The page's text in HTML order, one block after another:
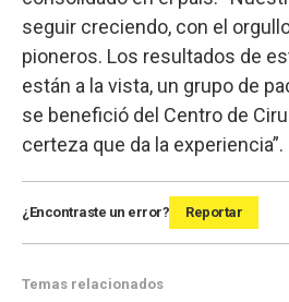
seguir creciendo, con el
pioneros. Los resultados de
están a la vista, un grupo de
se benefició del Centro de
certeza que da la experiencia”.
¿Encontraste un error? Reportar
Temas relacionados